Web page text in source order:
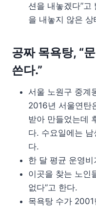
션을 내놓겠다”
을 내놓지 않은 상
공짜 목욕탕, “
쓴다.”
서울 노원구 중계
2016년 서울연탄
받아 만들었는데
다. 수요일에는
다.
한 달 평균 운영
이곳을 찾는 노인
없다”고 한다.
목욕탕 수가